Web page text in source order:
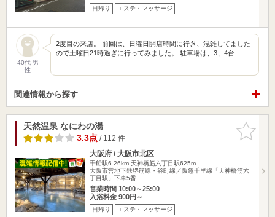
日帰り エステ・マッサージ
40代 男
性
2度目の来店。 前回は、日曜日開店時間に行き、混雑してました
ので土曜日21時過ぎに行ってみました。 駐車場は、3、4台…
関連情報から探す
お気に入
りに追加
天然温泉 なにわの湯
3.3点/ 112 件
大阪府 / 大阪市北区
千船駅6.26km 天神橋筋六丁目駅625m
大阪市営地下鉄堺筋線・谷町線／阪急千里線「天神橋筋六
丁目駅」下車5番…
営業時間 10:00～25:00
入浴料金 900円～
日帰り エステ・マッサージ